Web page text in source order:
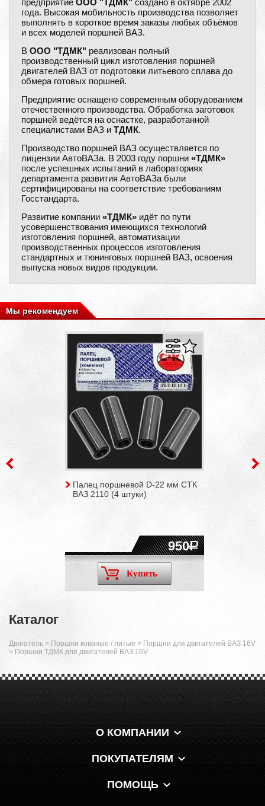
предприятие ООО "ТДМК" создано в октябре 2002
года. Высокая мобильность производства позволяет
выполнять в короткое время заказы любых объёмов
и всех моделей поршней ВАЗ.
В ООО "ТДМК" реализован полный
производственный цикл изготовления поршней
двигателей ВАЗ от подготовки литьевого сплава до
обмера готовых поршней.
Предприятие оснащено современным оборудованием
отечественного производства. Обработка заготовок
поршней ведётся на оснастке, разработанной
специалистами ВАЗ и ТДМК.
Производство поршней ВАЗ осуществляется по
лицензии АвтоВАЗа. В 2003 году поршни «ТДМК»
после успешных испытаний в лабораториях
департамента развития АвтоВАЗа были
сертифицированы на соответствие требованиям
Госстандарта.
Развитие компании «ТДМК» идёт по пути
усовершенствования имеющихся технологий
изготовления поршней, автоматизации
производственных процессов изготовления
стандартных и тюнинговых поршней ВАЗ, освоения
выпуска новых видов продукции.
Мы рекомендуем
Палец поршневой D-22 мм СТК
ВАЗ 2110 (4 штуки)
950
Купить
Каталог
Двигатель > Поршни кованые / литые > Поршни для двигателей ВАЗ 16V
> Поршни ТДМК для двигателей ВАЗ 16V
О КОМПАНИИ
ПОКУПАТЕЛЯМ
ПОМОЩЬ